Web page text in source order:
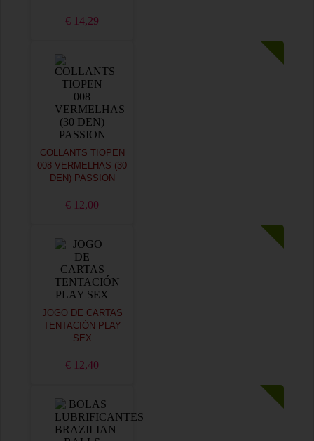
€ 14,29
COLLANTS TIOPEN
008 VERMELHAS (30
DEN) PASSION
€ 12,00
JOGO DE CARTAS
TENTACIÓN PLAY
SEX
€ 12,40